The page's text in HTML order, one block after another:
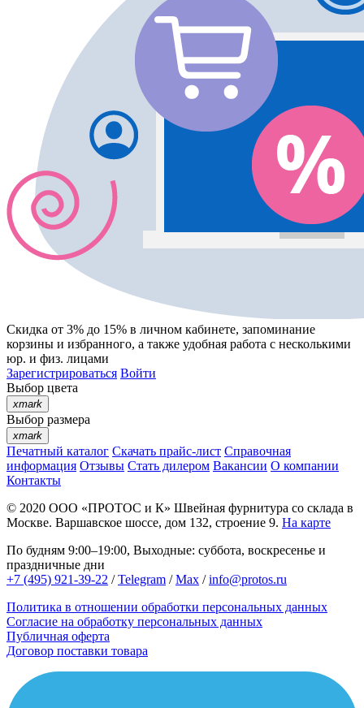
Скидка от 3% до 15% в личном кабинете, запоминание
корзины и избранного, а также удобная работа с несколькими
юр. и физ. лицами
Зарегистрироваться Войти
Выбор цвета
xmark
Выбор размера
xmark
Печатный каталог Скачать прайс-лист Справочная
информация Отзывы Стать дилером Вакансии О компании
Контакты
© 2020 ООО «ПРОТОС и К» Швейная фурнитура со склада в
Москве. Варшавское шоссе, дом 132, строение 9. На карте
По будням 9:00–19:00, Выходные: суббота, воскресенье и
праздничные дни
+7 (495) 921-39-22 /Telegram /Max /info@protos.ru
Политика в отношении обработки персональных данных
Согласие на обработку персональных данных
Публичная оферта
Договор поставки товара